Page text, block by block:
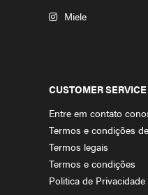
Miele
CUSTOMER SERVICE
Entre em contato
Termos e condições
Termos legais
Termos e condições
Politica de Privacidade